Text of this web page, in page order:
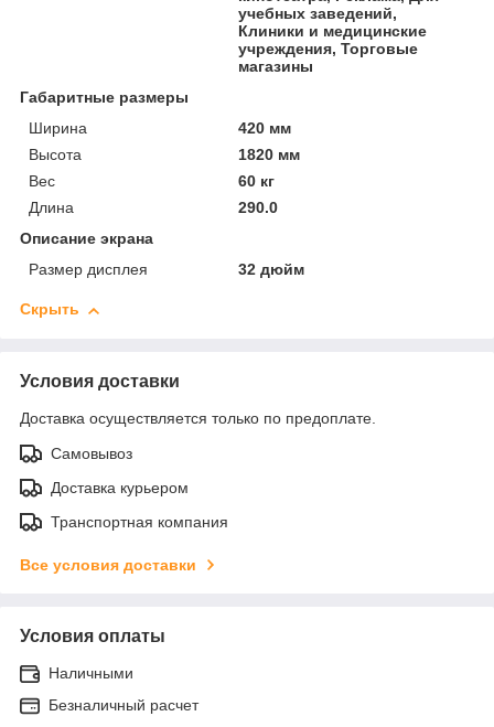
учебных заведений,
Клиники и медицинские
учреждения, Торговые
магазины
Габаритные размеры
Ширина
420 мм
Высота
1820 мм
Вес
60 кг
Длина
290.0
Описание экрана
Размер дисплея
32 дюйм
Скрыть
Условия доставки
Доставка осуществляется только по предоплате.
Самовывоз
Доставка курьером
Транспортная компания
Все условия доставки
Условия оплаты
Наличными
Безналичный расчет